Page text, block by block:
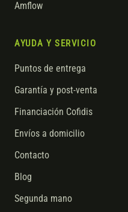
Amflow
AYUDA Y SERVICIO
Puntos de entrega
Garantía y post-venta
Financiación Cofidis
Envíos a domicilio
Contacto
Blog
Segunda mano